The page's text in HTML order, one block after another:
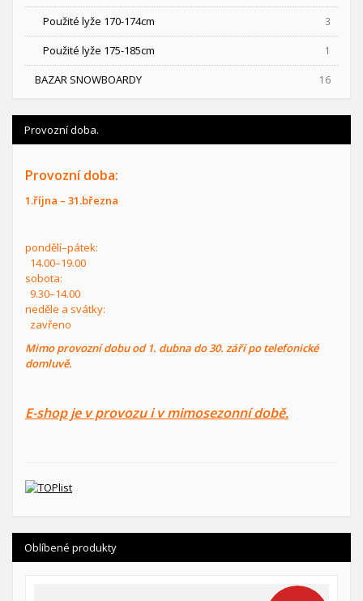
Použité lyže 170-174cm 3
Použité lyže 175-185cm 1
BAZAR SNOWBOARDY 16
Provozní doba.
Provozní doba:
1.října – 31.března
pondělí–pátek:
14.00–19.00
sobota:
9.30–14.00
neděle a svátky:
zavřeno
Mimo provozní dobu od 1. dubna do 30. září po telefonické
domluvě.
E-shop je v provozu i v mimosezonní době.
Oblíbené produkty